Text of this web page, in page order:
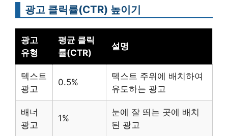
광고 클릭률(CTR) 높이기
광고
유형
평균 클릭
률(CTR)
설명
텍스트
광고
0.5%
텍스트 주위에 배치하여
유도하는 광고
배너
광고
1%
눈에 잘 띄는 곳에 배치
된 광고